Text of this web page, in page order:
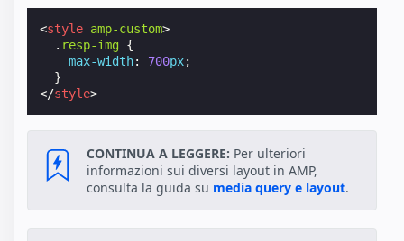
<style amp-custom>
. resp-img {
max-width: 700px;
}
</style>
CONTINUA A LEGGERE: Per ulteriori
informazioni sui diversi layout in AMP,
consulta la guida su media query e layout.